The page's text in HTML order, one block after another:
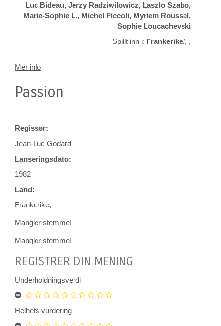
Luc Bideau, Jerzy Radziwilowicz, Laszlo Szabo,
Marie-Sophie L., Michel Piccoli, Myriem Roussel,
Sophie Loucachevski
Spillt inn i: Frankerike/, ,
Mer info
Passion
Regissør:
Jean-Luc Godard
Lanseringsdato:
1982
Land:
Frankerike,
Mangler stemme!
Mangler stemme!
REGISTRER DIN MENING
Underholdningsverdi
Helhets vurdering